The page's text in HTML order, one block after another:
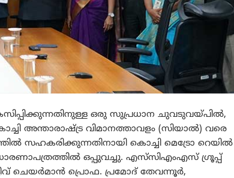
ഒരു സുപ്രധാന ചുവടുവയ്പിൽ,
അന്താരാഷ്ട്ര വിമാനത്താവളം (സിയാൽ) വരെ
സഹകരിക്കുന്നതിനായി കൊച്ചി മെട്രോ റെയിൽ
ധാരണാപത്രത്തിൽ ഒപ്പുവച്ചു. എസ്‌സി‌എം‌എസ് ഗ്രൂപ്പ്
ചെയർമാൻ പ്രൊഫ. പ്രമോദ് തേവന്നൂർ,